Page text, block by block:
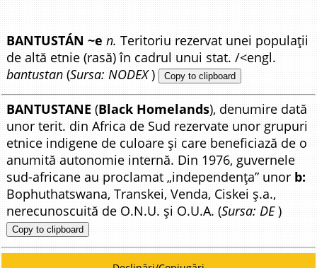
BANTUSTÁN ~e n. Teritoriu rezervat unei populații
de altă etnie (rasă) în cadrul unui stat. /<engl.
bantustan (Sursa: NODEX) Copy to clipboard
BANTUSTANE (Black Homelands), denumire dată
unor terit. din Africa de Sud rezervate unor grupuri
etnice indigene de culoare și care beneficiază de o
anumită autonomie internă. Din 1976, guvernele
sud-africane au proclamat „independența” unor b:
Bophuthatswana, Transkei, Venda, Ciskei ș.a.,
nerecunoscuită de O.N.U. și O.U.A. (Sursa: DE)
Copy to clipboard